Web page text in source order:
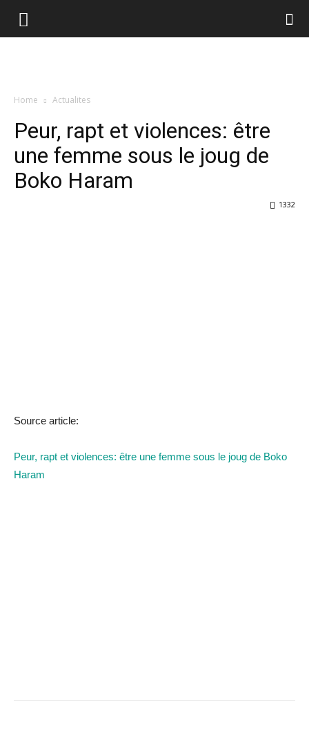
Home Actualites
Peur, rapt et violences: être
une femme sous le joug de
Boko Haram
1332
Source article:
Peur, rapt et violences: être une femme sous le joug de Boko
Haram